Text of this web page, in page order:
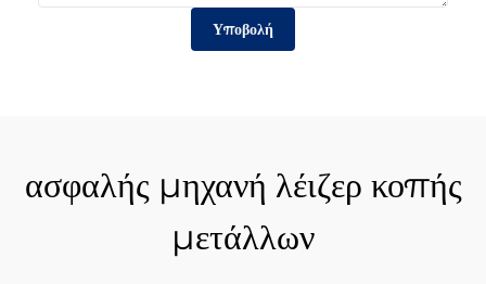
Υποβολή
ασφαλής μηχανή λέιζερ κοπής
μετάλλων